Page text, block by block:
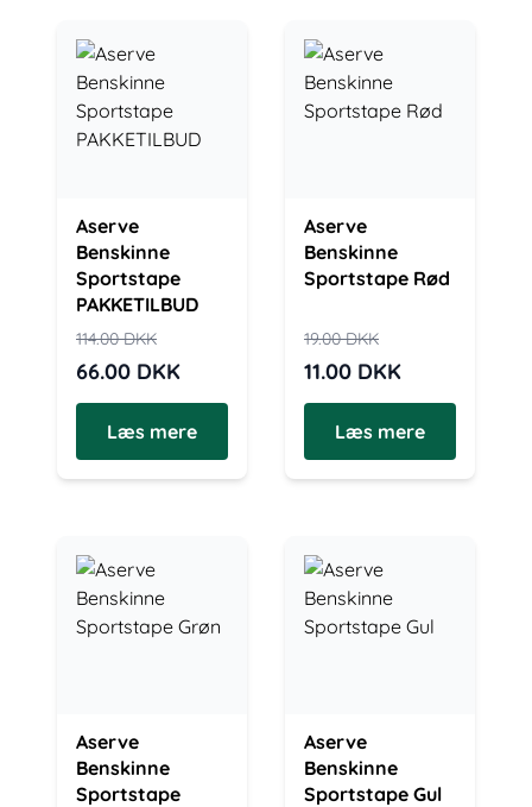
Aserve
Benskinne
Sportstape
PAKKETILBUD
114.00DKK
66.00 DKK
Læs mere
Aserve
Benskinne
Sportstape Rød
19.00DKK
11.00 DKK
Læs mere
Aserve
Benskinne
Sportstape
Aserve
Benskinne
Sportstape Gul